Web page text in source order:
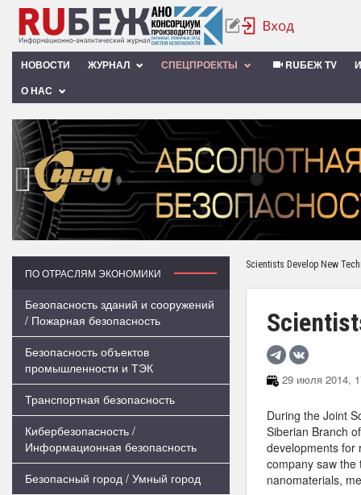
НОВОСТИ ЖУРНАЛ СПЕЦПРОЕКТЫ RUБЕЖ TV
О НАС
‹
ПО ОТРАСЛЯМ ЭКОНОМИКИ
Безопасность зданий и сооружений
/ Пожарная безопасность
Безопасность объектов
промышленности и ТЭК
Транспортная безопасность
Кибербезопасность /
Информационная безопасность
Безопасный город / Умный город
Scientists Develop New
29 июля 2014,
During the Joint
Siberian Branch
developments for
company saw the
nanomaterials,